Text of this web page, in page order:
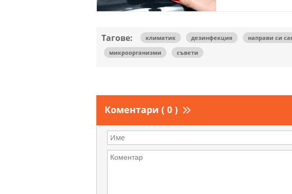
Тагове: климатик дезинфекция направи си
микроорганизми
съвети
Коментари ( 0 )